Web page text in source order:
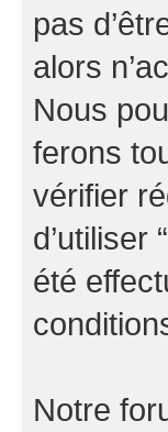
pas
alors
Nous
ferons
vérifier
d’utiliser
été
Notre